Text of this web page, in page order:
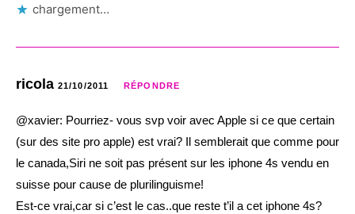
chargement…
ricola 21/10/2011 RÉPONDRE
@xavier: Pourriez- vous svp voir avec Apple si ce que certain
(sur des site pro apple) est vrai? Il semblerait que comme pour
le canada,Siri ne soit pas présent sur les iphone 4s vendu en
suisse pour cause de plurilinguisme!
Est-ce vrai,car si c’est le cas..que reste t’il a cet iphone 4s?